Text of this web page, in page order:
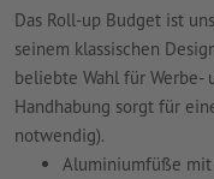
Das Roll-up Budget ist
seinem klassischen
beliebte Wahl für Werbe-
Handhabung sorgt für
notwendig).
Aluminiumfüße mit